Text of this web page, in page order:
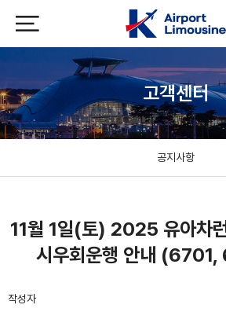
고객센터
공지사항
11월 1일(토) 2025 유아차
시우회운행 안내
작성자